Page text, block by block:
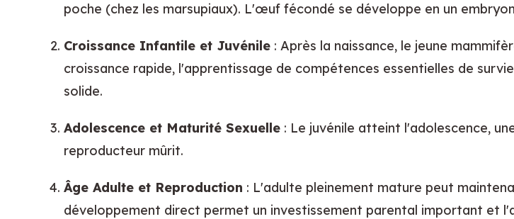
poche (chez les marsupiaux). L'œuf fécondé se développe en un
Croissance Infantile et Juvénile : Après la naissance, le jeune
croissance rapide, l'apprentissage de compétences essentielles de
solide.
Adolescence et Maturité Sexuelle : Le juvénile atteint l'adolescence,
reproducteur mûrit.
Âge Adulte et Reproduction : L'adulte pleinement mature peut
développement direct permet un investissement parental important et